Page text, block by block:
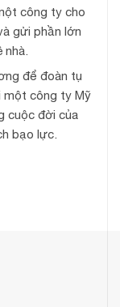
công ty cho
gửi phần lớn
để đoàn tụ
một công ty Mỹ
cuộc đời của
bạo lực.